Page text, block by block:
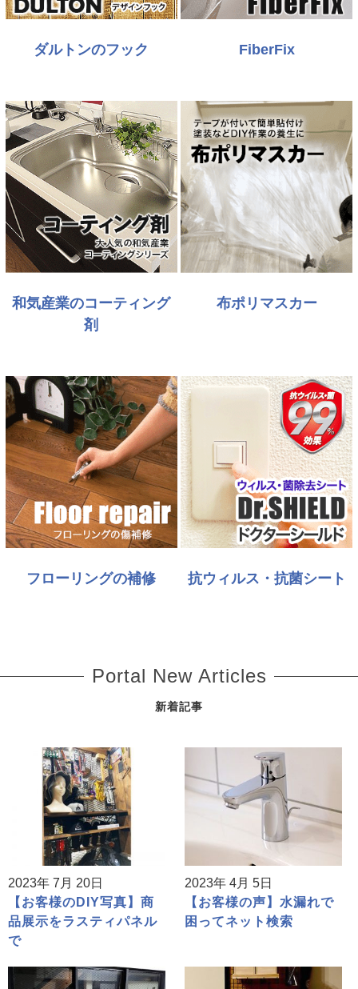
ダルトンのフック FiberFix
和気産業のコーティング
剤
布ポリマスカー
フローリングの補修 抗ウィルス・抗菌シート
Portal New Articles
新着記事
2023年 7月 20日
【お客様のDIY写真】商
品展示をラスティパネル
で
2023年 4月 5日
【お客様の声】水漏れで
困ってネット検索